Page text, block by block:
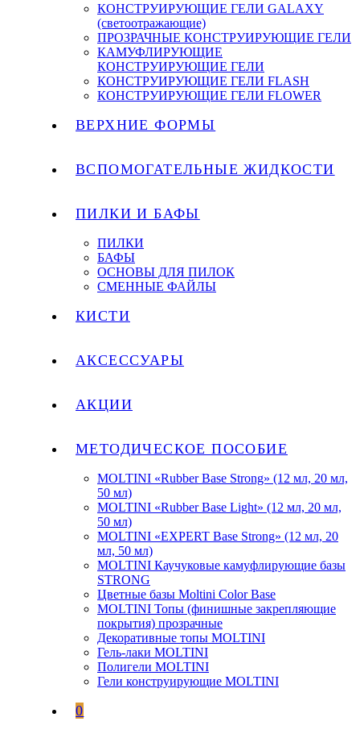
КОНСТРУИРУЮЩИЕ ГЕЛИ GALAXY
(светоотражающие)
ПРОЗРАЧНЫЕ КОНСТРУИРУЮЩИЕ ГЕЛИ
КАМУФЛИРУЮЩИЕ
КОНСТРУИРУЮЩИЕ ГЕЛИ
КОНСТРУИРУЮЩИЕ ГЕЛИ FLASH
КОНСТРУИРУЮЩИЕ ГЕЛИ FLOWER
ВЕРХНИЕ ФОРМЫ
ВСПОМОГАТЕЛЬНЫЕ ЖИДКОСТИ
ПИЛКИ И БАФЫ
ПИЛКИ
БАФЫ
ОСНОВЫ ДЛЯ ПИЛОК
СМЕННЫЕ ФАЙЛЫ
КИСТИ
АКСЕССУАРЫ
АКЦИИ
МЕТОДИЧЕСКОЕ ПОСОБИЕ
MOLTINI «Rubber Base Strong» (12 мл, 20 мл,
50 мл)
MOLTINI «Rubber Base Light» (12 мл, 20 мл,
50 мл)
MOLTINI «EXPERT Base Strong» (12 мл, 20
мл, 50 мл)
MOLTINI Каучуковые камуфлирующие базы
STRONG
Цветные базы Moltini Color Base
MOLTINI Топы (финишные закрепляющие
покрытия) прозрачные
Декоративные топы MOLTINI
Гель-лаки MOLTINI
Полигели MOLTINI
Гели конструирующие MOLTINI
0